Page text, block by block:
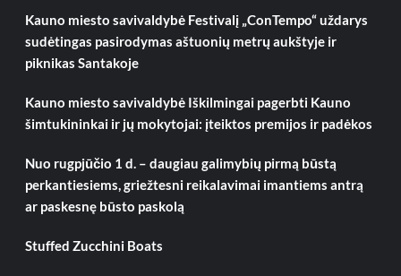
Kauno miesto savivaldybė Festivalį „ConTempo“ uždarys
sudėtingas pasirodymas aštuonių metrų aukštyje ir
piknikas Santakoje
Kauno miesto savivaldybė Iškilmingai pagerbti Kauno
šimtukininkai ir jų mokytojai: įteiktos premijos ir padėkos
Nuo rugpjūčio 1 d. – daugiau galimybių pirmą būstą
perkantiesiems, griežtesni reikalavimai imantiems antrą
ar paskesnę būsto paskolą
Stuffed Zucchini Boats